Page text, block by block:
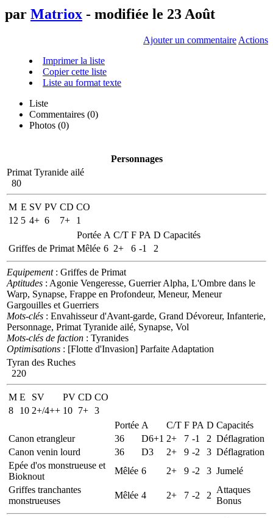
par Matriox - modifiée le 23 Août
Ajouter un commentaire Actions
Imprimer la liste
Copier cette liste
Liste au format texte
Liste
Commentaires (0)
Photos (0)
Personnages
Primat Tyranide ailé
80
M E SV PV CD CO
12 5 4+ 6 7+
1
Portée A C/T F PA D Capacités
Griffes de Primat Mêlée 6 2+ 6 -1 2
Equipement: Griffes de Primat
Aptitudes : Agonie Vengeresse, Guerrier Alpha, L'Ombre dans le
Warp, Synapse, Frappe en Profondeur, Meneur, Meneur
Gargouilles et Guerriers
Mots-clés : Envahisseur d'Avant-garde, Grand Dévoreur, Infanterie,
Personnage, Primat Tyranide ailé, Synapse, Vol
Mots-clés de faction : Tyranides
Optimisations : [Flotte d'Invasion] Parfaite Adaptation
Tyran des Ruches
220
M E SV PV CD CO
8
10 2+/4++ 10 7+ 3
Portée A C/T F PA D Capacités
Canon etrangleur
36 D6+1 2+ 7 -1 2 Déflagration
Canon venin lourd
36 D3 2+ 9 -2 3 Déflagration
Epée d'os monstrueuse et
Bioknout
Mêlée 6 2+ 9 -2 3 Jumelé
Griffes tranchantes
monstrueuses
Mêlée 4 2+ 7 -2 2
Attaques
Bonus